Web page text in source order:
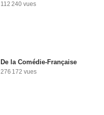
112 240 vues
De la Comédie-Française
276 172 vues